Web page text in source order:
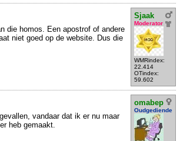
Sjaak
Moderator
WMRindex:
22.414
OTindex:
59.602
die homos. Een apostrof of andere
niet goed op de website. Dus die
omabep
Oudgediende
vandaar dat ik er nu maar
heb gemaakt.